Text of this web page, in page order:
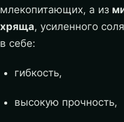
млекопитающих, а из
хряща, усиленного
в себе:
гибкость,
высокую прочность,